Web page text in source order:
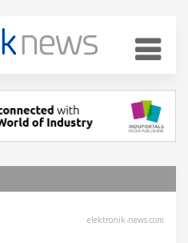
elektronik-news.com